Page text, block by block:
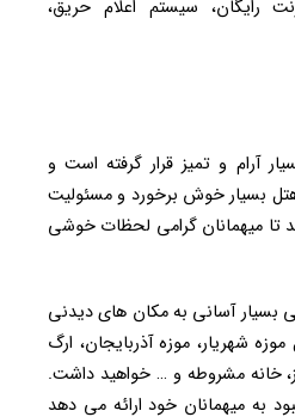
رایگان، سیستم اعلام حریق،
آرام و تمیز قرار گرفته است و
بسیار خوش برخورد و مسئولیت
تا میهمانان گرامی لحظات خوشی
بسیار آسانی به مکان های دیدنی
شهریار، موزه آذربایجان، ارگ
خانه مشروطه و … خواهید داشت.
به میهمانان خود ارائه می دهد